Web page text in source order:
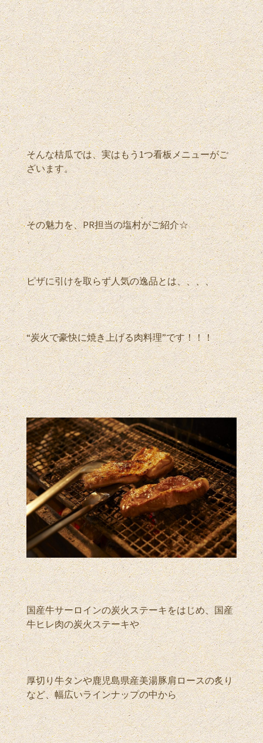
そんな桔瓜では、実はもう1つ看板メニューがご
ざいます。
その魅力を、PR担当の塩村がご紹介☆
ピザに引けを取らず人気の逸品とは、、、、
“炭火で豪快に焼き上げる肉料理”です！！！
国産牛サーロインの炭火ステーキをはじめ、国産
牛ヒレ肉の炭火ステーキや
厚切り牛タンや鹿児島県産美湯豚肩ロースの炙り
など、幅広いラインナップの中から